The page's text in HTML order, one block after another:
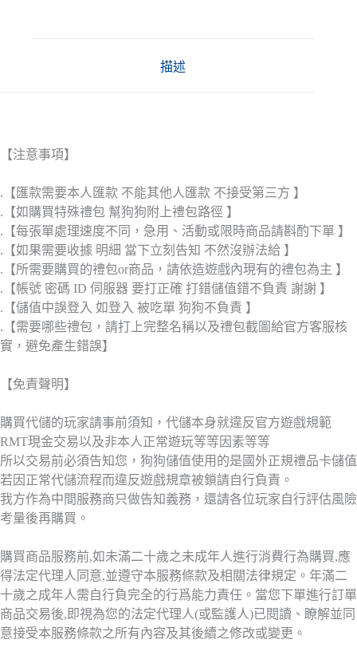
描述
【注意事項】
.【匯款需要本人匯款 不能其他人匯款 不接受第三方 】
.【如購買特殊禮包 幫狗狗附上禮包路徑 】
.【每張單處理速度不同，急用、活動或限時商品請斟酌下單 】
.【如果需要收據 明細 當下立刻告知 不然沒辦法給 】
.【所需要購買的禮包or商品，請依造遊戲內現有的禮包為主 】
.【帳號 密碼 ID 伺服器 要打正確 打錯儲值錯不負責 謝謝 】
.【儲值中誤登入 如登入 被吃單 狗狗不負責 】
.【需要哪些禮包，請打上完整名稱以及禮包截圖給官方客服核
實，避免產生錯誤】
【免責聲明】
購買代儲的玩家請事前須知，代儲本身就違反官方遊戲規範
RMT現金交易以及非本人正常遊玩等等因素等等
所以交易前必須告知您，狗狗儲值使用的是國外正規禮品卡儲值
若因正常代儲流程而違反遊戲規章被鎖請自行負責。
我方作為中間服務商只做告知義務，還請各位玩家自行評估風險
考量後再購買。
購買商品服務前,如未滿二十歲之未成年人進行消費行為購買,應
得法定代理人同意,並遵守本服務條款及相關法律規定。年滿二
十歲之成年人需自行負完全的行爲能力責任。當您下單進行訂單
商品交易後,即視為您的法定代理人(或監護人)已閱讀、瞭解並同
意接受本服務條款之所有內容及其後續之修改或變更。